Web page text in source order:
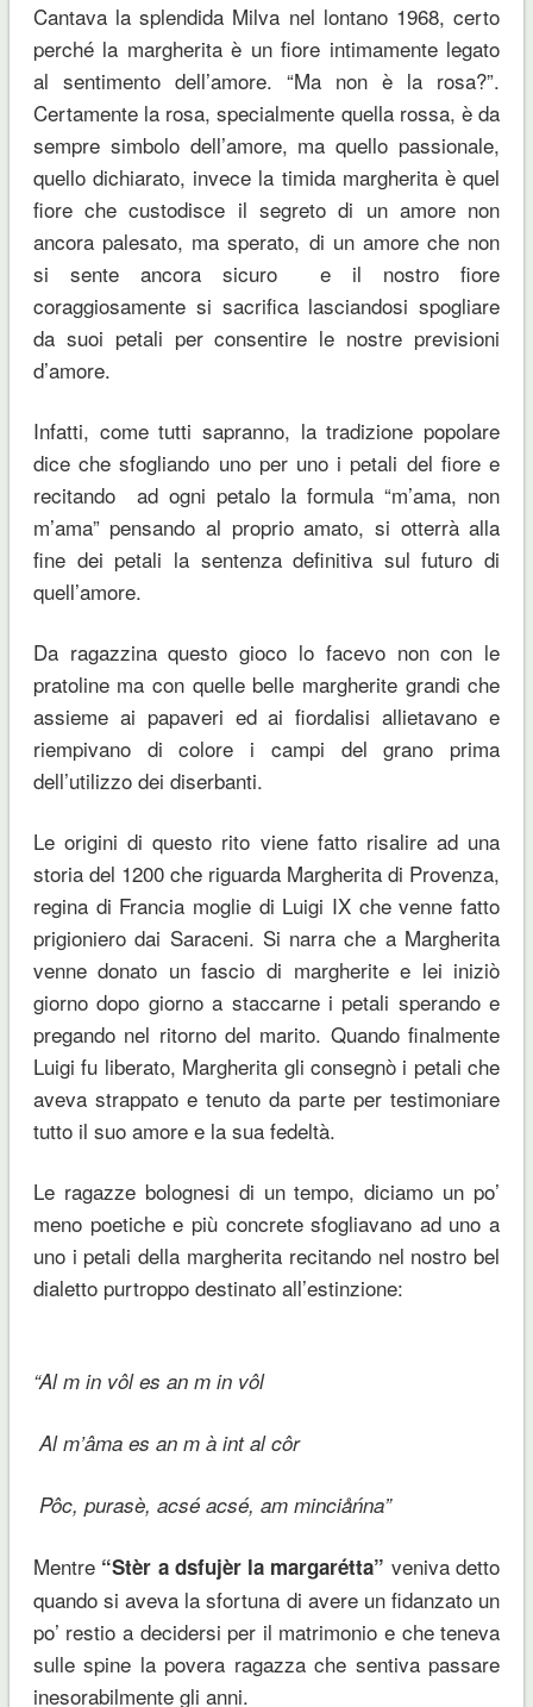
Cantava la splendida Milva nel lontano 1968, certo
perché la margherita è un fiore intimamente legato
al sentimento dell’amore. “Ma non è la rosa?”.
Certamente la rosa, specialmente quella rossa, è da
sempre simbolo dell’amore, ma quello passionale,
quello dichiarato, invece la timida margherita è quel
fiore che custodisce il segreto di un amore non
ancora palesato, ma sperato, di un amore che non
si sente ancora sicuro e il nostro fiore
coraggiosamente si sacrifica lasciandosi spogliare
da suoi petali per consentire le nostre previsioni
d’amore.
Infatti, come tutti sapranno, la tradizione popolare
dice che sfogliando uno per uno i petali del fiore e
recitando ad ogni petalo la formula “m’ama, non
m’ama” pensando al proprio amato, si otterrà alla
fine dei petali la sentenza definitiva sul futuro di
quell’amore.
Da ragazzina questo gioco lo facevo non con le
pratoline ma con quelle belle margherite grandi che
assieme ai papaveri ed ai fiordalisi allietavano e
riempivano di colore i campi del grano prima
dell’utilizzo dei diserbanti.
Le origini di questo rito viene fatto risalire ad una
storia del 1200 che riguarda Margherita di Provenza,
regina di Francia moglie di Luigi IX che venne fatto
prigioniero dai Saraceni. Si narra che a Margherita
venne donato un fascio di margherite e lei iniziò
giorno dopo giorno a staccarne i petali sperando e
pregando nel ritorno del marito. Quando finalmente
Luigi fu liberato, Margherita gli consegnò i petali che
aveva strappato e tenuto da parte per testimoniare
tutto il suo amore e la sua fedeltà.
Le ragazze bolognesi di un tempo, diciamo un po’
meno poetiche e più concrete sfogliavano ad uno a
uno i petali della margherita recitando nel nostro bel
dialetto purtroppo destinato all’estinzione:
“Al m in vôl es an m in vôl
Al m’âma es an m à int al côr
Pôc, purasè, acsé acsé, am minciåńna”
Mentre “Stèr a dsfujèr la margarétta” veniva detto
quando si aveva la sfortuna di avere un fidanzato un
po’ restio a decidersi per il matrimonio e che teneva
sulle spine la povera ragazza che sentiva passare
inesorabilmente gli anni.